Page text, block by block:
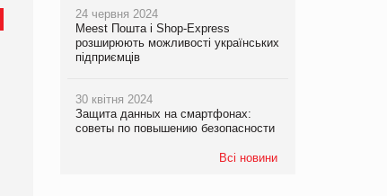
24 червня 2024
Meest Пошта і Shop-Express
розширюють можливості українських
підприємців
30 квітня 2024
Защита данных на смартфонах:
советы по повышению безопасности
Всі новини